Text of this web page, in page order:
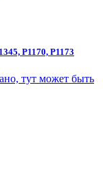
P1170, P1173
тут может быть